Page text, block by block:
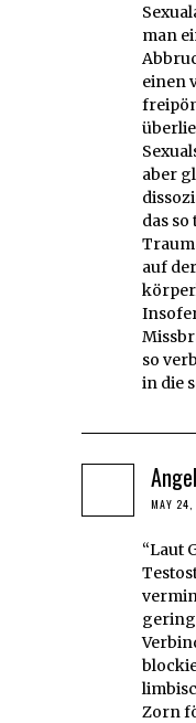
man
einen
aber
das
auf
so
in die
MAY 24,
“Laut
Zorn